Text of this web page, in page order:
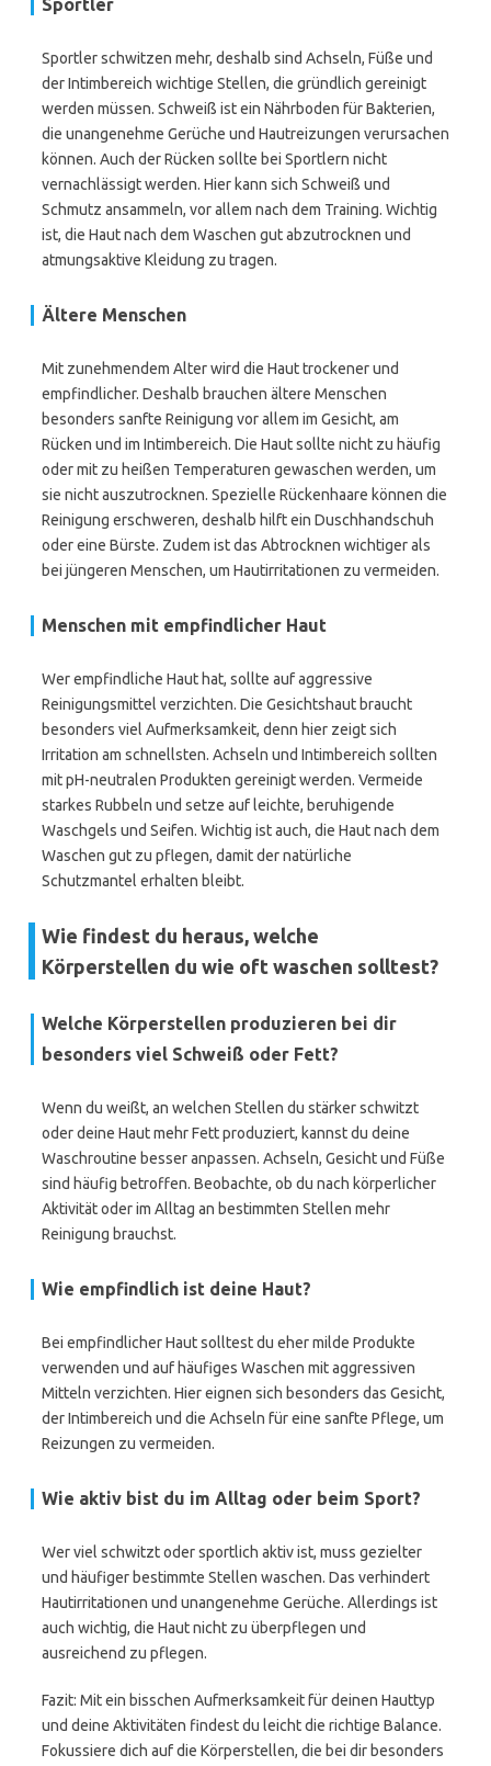
Sportler
Sportler schwitzen mehr, deshalb sind Achseln, Füße und
der Intimbereich wichtige Stellen, die gründlich gereinigt
werden müssen. Schweiß ist ein Nährboden für Bakterien,
die unangenehme Gerüche und Hautreizungen verursachen
können. Auch der Rücken sollte bei Sportlern nicht
vernachlässigt werden. Hier kann sich Schweiß und
Schmutz ansammeln, vor allem nach dem Training. Wichtig
ist, die Haut nach dem Waschen gut abzutrocknen und
atmungsaktive Kleidung zu tragen.
Ältere Menschen
Mit zunehmendem Alter wird die Haut trockener und
empfindlicher. Deshalb brauchen ältere Menschen
besonders sanfte Reinigung vor allem im Gesicht, am
Rücken und im Intimbereich. Die Haut sollte nicht zu häufig
oder mit zu heißen Temperaturen gewaschen werden, um
sie nicht auszutrocknen. Spezielle Rückenhaare können die
Reinigung erschweren, deshalb hilft ein Duschhandschuh
oder eine Bürste. Zudem ist das Abtrocknen wichtiger als
bei jüngeren Menschen, um Hautirritationen zu vermeiden.
Menschen mit empfindlicher Haut
Wer empfindliche Haut hat, sollte auf aggressive
Reinigungsmittel verzichten. Die Gesichtshaut braucht
besonders viel Aufmerksamkeit, denn hier zeigt sich
Irritation am schnellsten. Achseln und Intimbereich sollten
mit pH-neutralen Produkten gereinigt werden. Vermeide
starkes Rubbeln und setze auf leichte, beruhigende
Waschgels und Seifen. Wichtig ist auch, die Haut nach dem
Waschen gut zu pflegen, damit der natürliche
Schutzmantel erhalten bleibt.
Wie findest du heraus, welche
Körperstellen du wie oft waschen solltest?
Welche Körperstellen produzieren bei dir
besonders viel Schweiß oder Fett?
Wenn du weißt, an welchen Stellen du stärker schwitzt
oder deine Haut mehr Fett produziert, kannst du deine
Waschroutine besser anpassen. Achseln, Gesicht und Füße
sind häufig betroffen. Beobachte, ob du nach körperlicher
Aktivität oder im Alltag an bestimmten Stellen mehr
Reinigung brauchst.
Wie empfindlich ist deine Haut?
Bei empfindlicher Haut solltest du eher milde Produkte
verwenden und auf häufiges Waschen mit aggressiven
Mitteln verzichten. Hier eignen sich besonders das Gesicht,
der Intimbereich und die Achseln für eine sanfte Pflege, um
Reizungen zu vermeiden.
Wie aktiv bist du im Alltag oder beim Sport?
Wer viel schwitzt oder sportlich aktiv ist, muss gezielter
und häufiger bestimmte Stellen waschen. Das verhindert
Hautirritationen und unangenehme Gerüche. Allerdings ist
auch wichtig, die Haut nicht zu überpflegen und
ausreichend zu pflegen.
Fazit: Mit ein bisschen Aufmerksamkeit für deinen Hauttyp
und deine Aktivitäten findest du leicht die richtige Balance.
Fokussiere dich auf die Körperstellen, die bei dir besonders